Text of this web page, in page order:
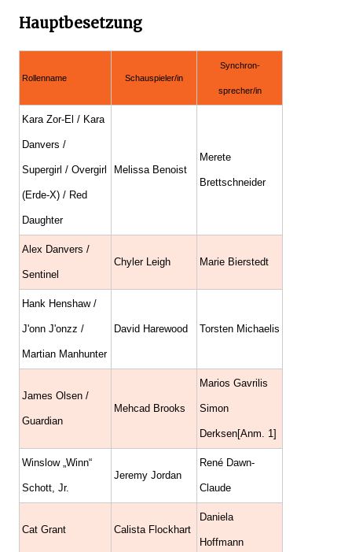
Hauptbesetzung
Rollenname Schauspieler/in
Synchron-
sprecher/in
Kara Zor-El / Kara
Danvers /
Supergirl / Overgirl
(Erde-X) / Red
Daughter
Melissa Benoist
Merete
Brettschneider
Alex Danvers /
Sentinel
Chyler Leigh Marie Bierstedt
Hank Henshaw /
J'onn J'onzz /
Martian Manhunter
David Harewood Torsten Michaelis
James Olsen /
Guardian
Mehcad Brooks
Marios Gavrilis
Simon
Derksen[Anm. 1]
Winslow „Winn“
Schott, Jr.
Jeremy Jordan
René Dawn-
Claude
Cat Grant Calista Flockhart
Daniela
Hoffmann